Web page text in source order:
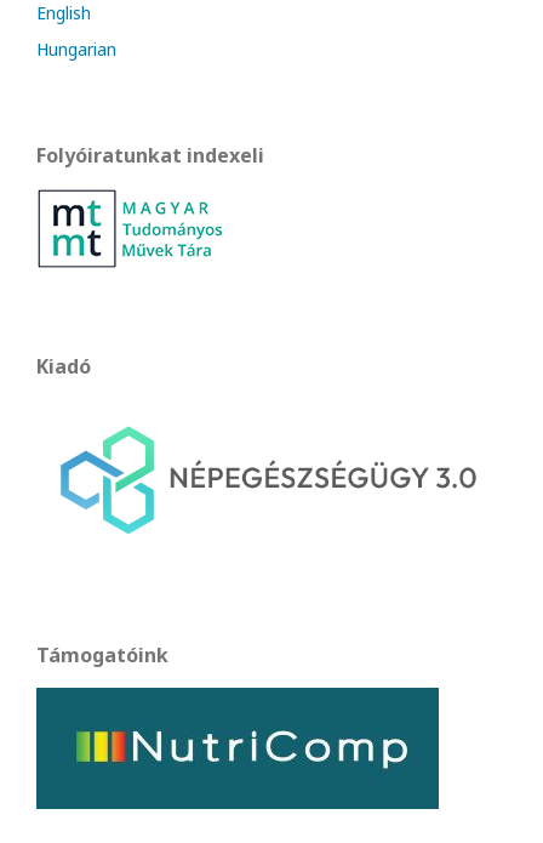
English
Hungarian
Folyóiratunkat indexeli
Kiadó
Támogatóink